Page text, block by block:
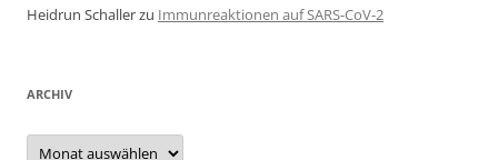
Heidrun Schallerzu Immunreaktionen auf SARS-CoV-2
ARCHIV
Archiv